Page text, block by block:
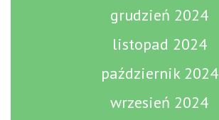
grudzień 2024
listopad 2024
październik 2024
wrzesień 2024